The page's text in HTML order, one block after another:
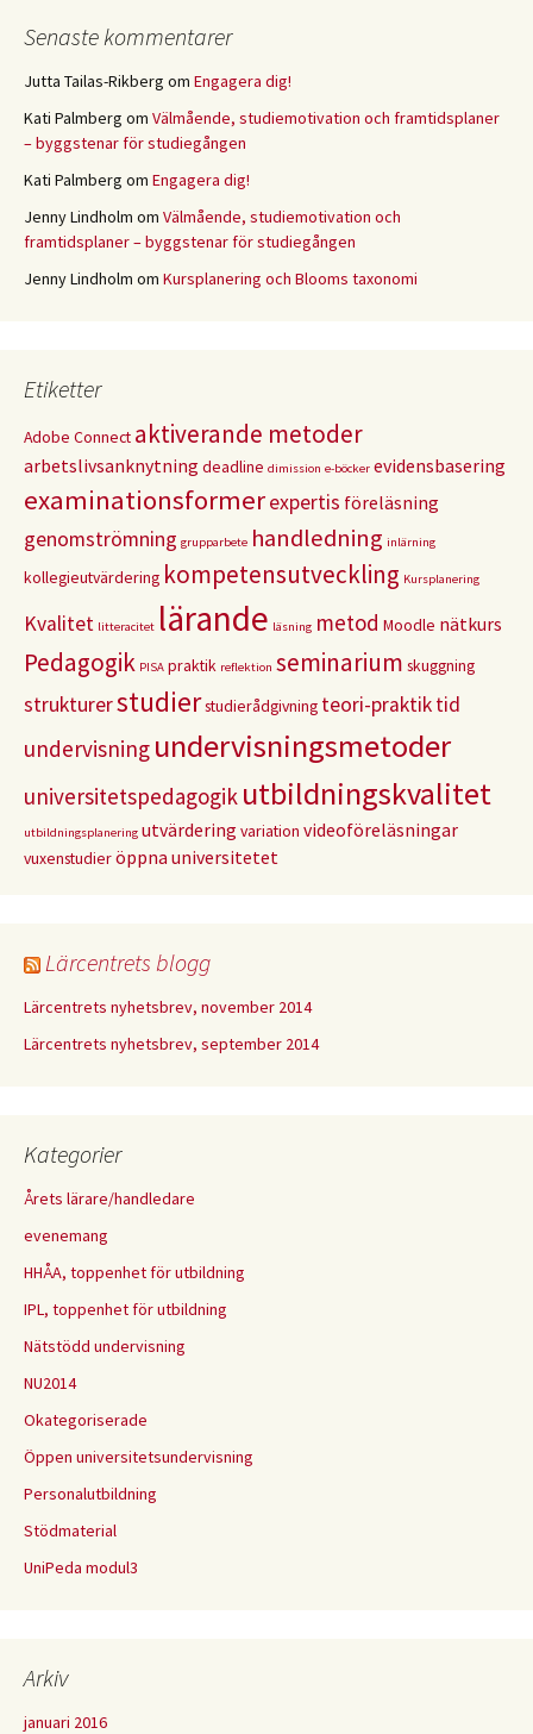
Senaste kommentarer
Jutta Tailas-Rikberg om Engagera dig!
Kati Palmberg om Välmående, studiemotivation och framtidsplaner
– byggstenar för studiegången
Kati Palmberg om Engagera dig!
Jenny Lindholm om Välmående, studiemotivation och
framtidsplaner – byggstenar för studiegången
Jenny Lindholm om Kursplanering och Blooms taxonomi
Etiketter
Adobe Connect aktiverande metoder
arbetslivsanknytning deadline dimission e-böcker evidensbasering
examinationsformerexpertis föreläsning
genomströmning grupparbete handledning inlärning
kollegieutvärdering kompetensutveckling Kursplanering
Kvalitet litteracitet lärande läsning metod Moodle nätkurs
Pedagogik PISA praktik reflektion seminarium skuggning
strukturerstudierstudierådgivning teori-praktiktid
undervisning undervisningsmetoder
universitetspedagogik utbildningskvalitet
utbildningsplanering utvärdering variation videoföreläsningar
vuxenstudieröppna universitetet
Lärcentrets blogg
Lärcentrets nyhetsbrev, november 2014
Lärcentrets nyhetsbrev, september 2014
Kategorier
Årets lärare/handledare
evenemang
HHÅA, toppenhet för utbildning
IPL, toppenhet för utbildning
Nätstödd undervisning
NU2014
Okategoriserade
Öppen universitetsundervisning
Personalutbildning
Stödmaterial
UniPeda modul3
Arkiv
januari 2016